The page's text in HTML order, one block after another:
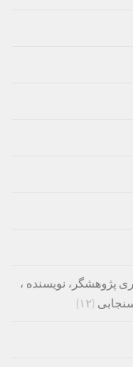
پژوهشگر، نویسنده ،
(۱۲)